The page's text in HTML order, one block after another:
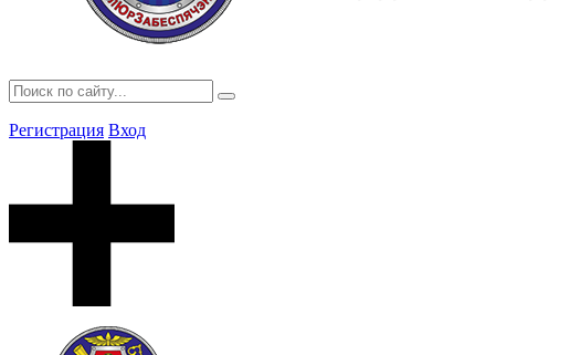
Регистрация Вход